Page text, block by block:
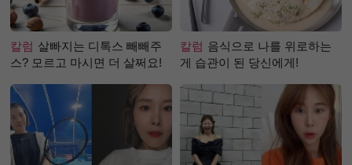
칼럼 살빠지는 디톡스 빼빼주
스? 모르고 마시면 더 살쩌요!
칼럼 음식으로 나를 위로하는
게 습관이 된 당신에게!